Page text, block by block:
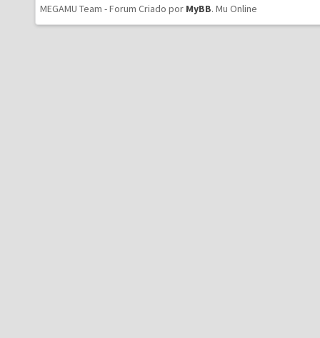
MEGAMU Team - Forum Criado por MyBB. Mu Online